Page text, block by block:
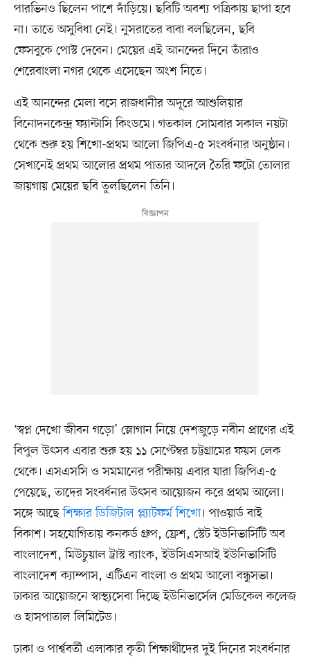
পারভিনও ছিলেন পাশে দাঁড়িয়ে। ছবিটি অবশ্য পত্রিকায় ছাপা হবে
না। তাতে অসুবিধা নেই। নুসরাতের বাবা বলছিলেন, ছবি
ফেসবুকে পোস্ট দেবেন। মেয়ের এই আনন্দের দিনে তাঁরাও
শেরেবাংলা নগর থেকে এসেছেন অংশ নিতে।
এই আনন্দের মেলা বসে রাজধানীর অদূরে আশুলিয়ার
বিনোদনকেন্দ্র ফ্যান্টাসি কিংডমে। গতকাল সোমবার সকাল নয়টা
থেকে শুরু হয় শিখো-প্রথম আলো জিপিএ-৫ সংবর্ধনার অনুষ্ঠান।
সেখানেই প্রথম আলোর প্রথম পাতার আদলে তৈরি ফটো তোলার
জায়গায় মেয়ের ছবি তুলছিলেন তিনি।
‘স্বপ্ন দেখো জীবন গড়ো’ স্লোগান নিয়ে দেশজুড়ে নবীন প্রাণের এই
বিপুল উৎসব এবার শুরু হয় ১১ সেপ্টেম্বর চট্টগ্রামের ফয়স লেক
থেকে। এসএসসি ও সমমানের পরীক্ষায় এবার যারা জিপিএ-৫
পেয়েছে, তাদের সংবর্ধনার উৎসব আয়োজন করে প্রথম আলো।
সঙ্গে আছেশিক্ষার ডিজিটাল প্ল্যাটফর্ম শিখো। পাওয়ার্ড বাই
বিকাশ। সহযোগিতায় কনকর্ড গ্রুপ, ফ্রেশ, স্টেট ইউনিভার্সিটি অব
বাংলাদেশ, মিউচুয়াল ট্রাস্ট ব্যাংক, ইউসিএসআই ইউনিভার্সিটি
বাংলাদেশ ক্যাম্পাস, এটিএন বাংলা ও প্রথম আলো বন্ধুসভা।
ঢাকার আয়োজনে স্বাস্থ্যসেবা দিচ্ছে ইউনিভার্সেল মেডিকেল কলেজ
ও হাসপাতাল লিমিটেড।
ঢাকা ও পার্শ্ববর্তী এলাকার কৃতী শিক্ষার্থীদের দুই দিনের সংবর্ধনার